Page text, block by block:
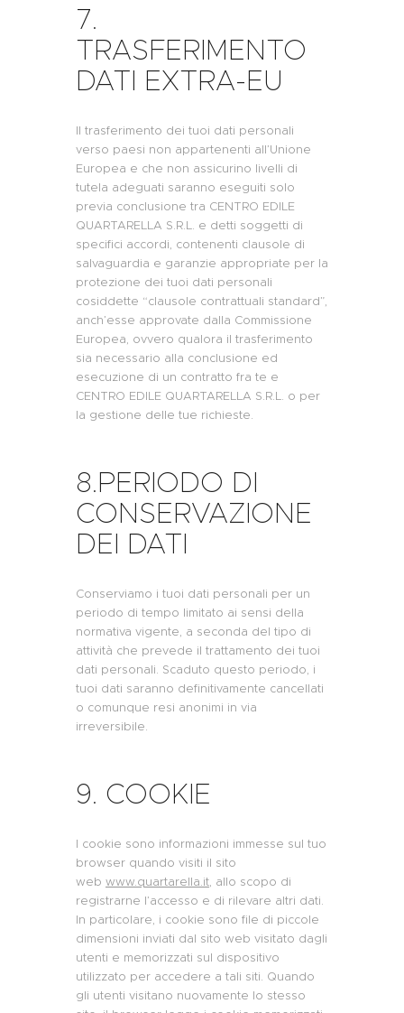
7.
TRASFERIMENTO
DATI EXTRA-EU
Il trasferimento dei tuoi dati personali
verso paesi non appartenenti all’Unione
Europea e che non assicurino livelli di
tutela adeguati saranno eseguiti solo
previa conclusione tra CENTRO EDILE
QUARTARELLA S.R.L. e detti soggetti di
specifici accordi, contenenti clausole di
salvaguardia e garanzie appropriate per la
protezione dei tuoi dati personali
cosiddette “clausole contrattuali standard”,
anch’esse approvate dalla Commissione
Europea, ovvero qualora il trasferimento
sia necessario alla conclusione ed
esecuzione di un contratto fra te e
CENTRO EDILE QUARTARELLA S.R.L. o per
la gestione delle tue richieste.
8.PERIODO DI
CONSERVAZIONE
DEI DATI
Conserviamo i tuoi dati personali per un
periodo di tempo limitato ai sensi della
normativa vigente, a seconda del tipo di
attività che prevede il trattamento dei tuoi
dati personali. Scaduto questo periodo, i
tuoi dati saranno definitivamente cancellati
o comunque resi anonimi in via
irreversibile.
9. COOKIE
I cookie sono informazioni immesse sul tuo
browser quando visiti il sito
web www.quartarella.it, allo scopo di
registrarne l’accesso e di rilevare altri dati.
In particolare, i cookie sono file di piccole
dimensioni inviati dal sito web visitato dagli
utenti e memorizzati sul dispositivo
utilizzato per accedere a tali siti. Quando
gli utenti visitano nuovamente lo stesso